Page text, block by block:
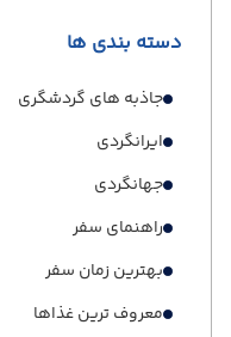
دسته بندی ها
جاذبه های گردشگری
ایرانگردی
جهانگردی
راهنمای سفر
بهترین زمان سفر
معروف ترین غذاها